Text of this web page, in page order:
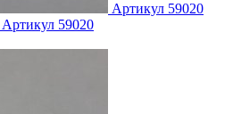
Артикул 59020
Артикул 59020